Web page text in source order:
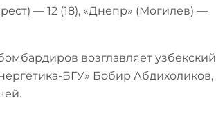
— 12 (18), «Днепр» (Могилев) —
возглавляет узбекский
БГУ» Бобир Абдихоликов,